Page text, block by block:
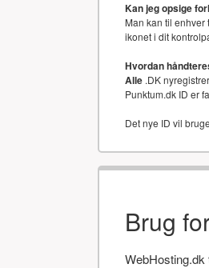
Kan jeg opsige
Man kan til
ikonet i dit
Hvordan
Alle .DK
Punktum.dk ID er
Det nye ID vil
Brug